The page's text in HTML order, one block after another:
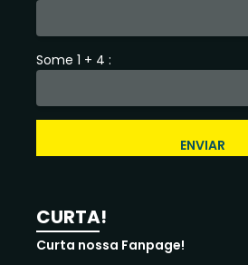
Some 1 + 4 :
ENVIAR
CURTA!
Curta nossa Fanpage!